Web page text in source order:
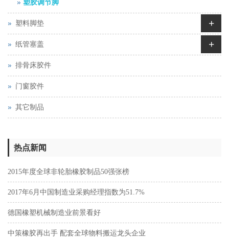
塑胶调节脚
塑料脚垫 +
纸管塞盖 +
排骨床胶件
门窗胶件
其它制品
热点新闻
2015年度全球非轮胎橡胶制品50强张榜
2017年6月中国制造业采购经理指数为51.7%
德国橡塑机械制造业前景看好
中策橡胶再出手 配套全球物料搬运龙头企业